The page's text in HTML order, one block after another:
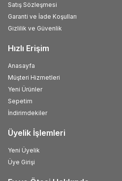
Satış Sözleşmesi
Garanti ve İade Koşulları
Gizlilik ve Güvenlik
Hızlı Erişim
Anasayfa
Müşteri Hizmetleri
Yeni Ürünler
Sepetim
İndirimdekiler
Üyelik İşlemleri
Yeni Üyelik
Üye Girişi